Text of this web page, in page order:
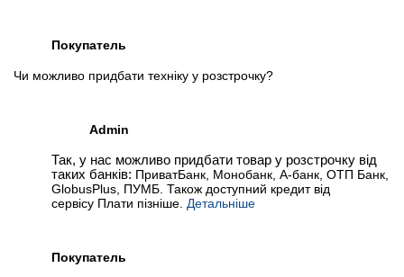
Покупатель
Чи можливо придбати техніку у розстрочку?
Admin
Так, у нас можливо придбати товар у розстрочку від
таких банків: ПриватБанк, Монобанк, А-банк, ОТП Банк,
GlobusPlus, ПУМБ. Також доступний кредит від
сервісу Плати пізніше. Детальніше
Покупатель